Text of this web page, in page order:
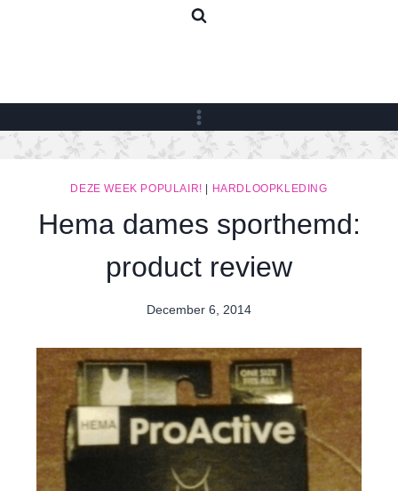
DEZE WEEK POPULAIR! HARDLOOPKLEDING
Hema dames sporthemd:
product review
By
December 6, 2014